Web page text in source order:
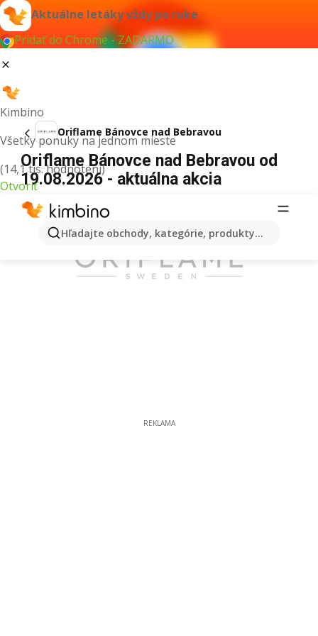
Aktuálne letáky vždy po ruke
Pridať do Chrome - ZADARMO
Kimbino
Všetky ponuky na jednom mieste
(14,1 tis. hodnotení)
Otvoriť
Hľadajte obchody, kategórie, produkty...
Oriflame Bánovce nad Bebravou
Oriflame Bánovce nad Bebravou od
19.08.2026 - aktuálna akcia
REKLAMA